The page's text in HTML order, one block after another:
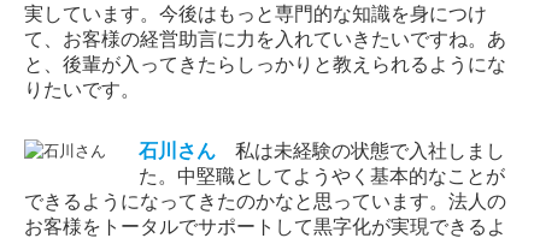
実しています。今後はもっと専門的な知識を身につけ
て、お客様の経営助言に力を入れていきたいですね。あ
と、後輩が入ってきたらしっかりと教えられるようにな
りたいです。
石川 さん私は未経験の状態で入社しまし
た。中堅職としてようやく基本的なことが
できるようになってきたのかなと思っています。法人の
お客様をトータルでサポートして黒字化が実現できるよ